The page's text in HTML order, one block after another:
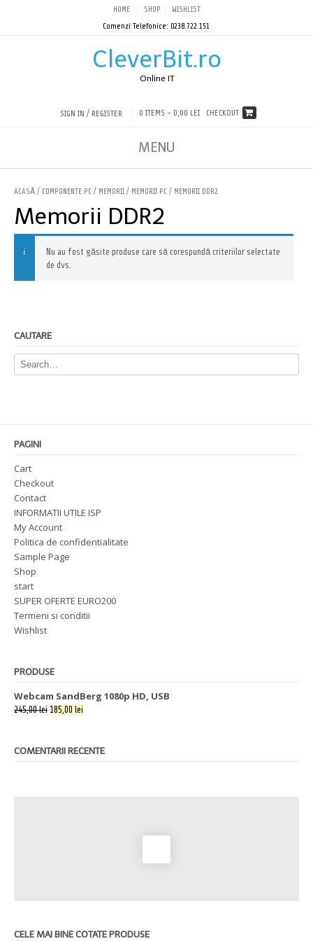
HOME SHOP
WISHLIST
Comenzi Telefonice: 0238.722.151
CleverBit.ro
Online IT
SIGN IN / REGISTER 0 ITEMS - 0,00 LEI CHECKOUT
MENU
ACASĂ / COMPONENTE PC / MEMORII / MEMORII PC / MEMORII DDR2
Memorii DDR2
Nu au fost găsite produse care să corespundă criteriilor selectate
de dvs.
CAUTARE
PAGINI
Cart
Checkout
Contact
INFORMATII UTILE ISP
My Account
Politica de confidentialitate
Sample Page
Shop
start
SUPER OFERTE EURO200
Termeni si conditii
Wishlist
PRODUSE
Webcam SandBerg 1080p HD, USB
245,00 lei 185,00 lei
COMENTARII RECENTE
CELE MAI BINE COTATE PRODUSE